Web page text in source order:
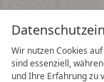
Wir nutzen Cookies
sind essenziell,
und Ihre Erfahrung zu